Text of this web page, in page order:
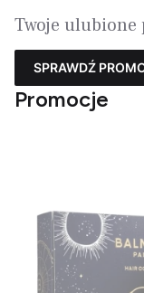
Twoje ulubione
SPRAWDŹ
Promocje